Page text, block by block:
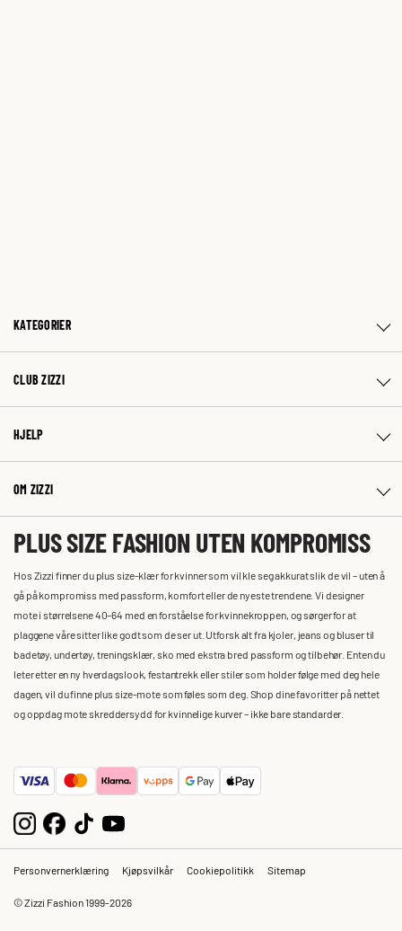
KATEGORIER
CLUB ZIZZI
HJELP
OM ZIZZI
PLUS SIZE FASHION UTEN KOMPROMISS
Hos Zizzi finner du plus size-klær for kvinner som vil kle seg akkurat slik de vil – uten å
gå på kompromiss med passform, komfort eller de nyeste trendene. Vi designer
mote i størrelsene 40–64 med en forståelse for kvinnekroppen, og sørger for at
plaggene våre sitter like godt som de ser ut. Utforsk alt fra kjoler, jeans og bluser til
badetøy, undertøy, treningsklær, sko med ekstra bred passform og tilbehør. Enten du
leter etter en ny hverdagslook, festantrekk eller stiler som holder følge med deg hele
dagen, vil du finne plus size-mote som føles som deg. Shop dine favoritter på nettet
og oppdag mote skreddersydd for kvinnelige kurver – ikke bare standarder.
Personvernerklæring Kjøpsvilkår Cookiepolitikk Sitemap
© Zizzi Fashion 1999-2026